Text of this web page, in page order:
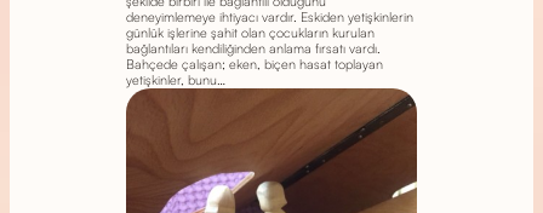
deneyimlemeye ihtiyacı vardır. Eskiden yetişkinlerin
günlük işlerine şahit olan çocukların kurulan
bağlantıları kendiliğinden anlama fırsatı vardı.
Bahçede çalışan; eken, biçen hasat toplayan
yetişkinler, bunu…